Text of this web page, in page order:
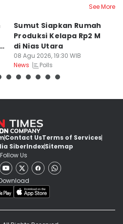
See More
Sumut Siapkan Rumah
Produksi Kelapa Rp2 M
di Nias Utara
08 Agu 2026, 19:30 WIB
News
Polls
Contact UsTerms of Services
SiberIndexSitemap
Follow Us